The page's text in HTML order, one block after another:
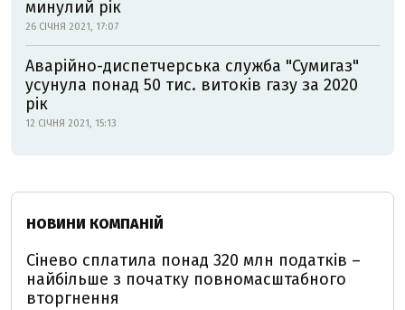
минулий рік
26 СІЧНЯ 2021, 17:07
Аварійно-диспетчерська служба "Сумигаз"
усунула понад 50 тис. витоків газу за 2020
рік
12 СІЧНЯ 2021, 15:13
НОВИНИ КОМПАНІЙ
Сінево сплатила понад 320 млн податків –
найбільше з початку повномасштабного
вторгнення